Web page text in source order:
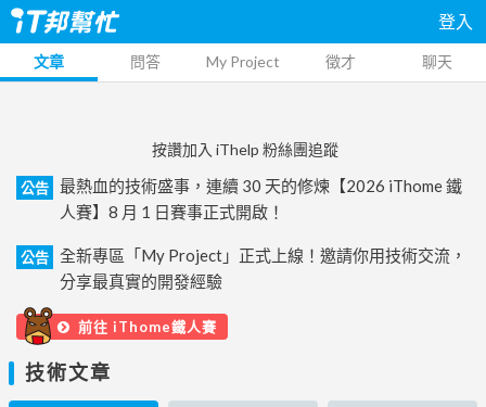
登入
文章 問答 My Project 徵才 聊天
按讚加入 iThelp 粉絲團追蹤
公告
最熱血的技術盛事，連續 30 天的修煉【2026 iThome 鐵
人賽】8 月 1 日賽事正式開啟！
公告
全新專區「My Project」正式上線！邀請你用技術交流，
分享最真實的開發經驗
前往 iThome鐵人賽
技術文章